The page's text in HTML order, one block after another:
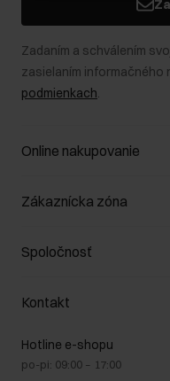
Zadaním a schválením
zasielaním informačného
podmienkach.
Online nakupovanie
Spravovať súbory cookie
Spôsob platby
Vrátenie
Zákaznícka zóna
Zákazníky klub
Pravidlá propagácie
Starostlivosť o kožu
Bezpečné nakupovanie
Blog
Spoločnosť
O nás
GDPR - Zásady ochrany
Právne informácie
Kontakt
Hotline e-shopu
po-pi: 09:00 – 17:00